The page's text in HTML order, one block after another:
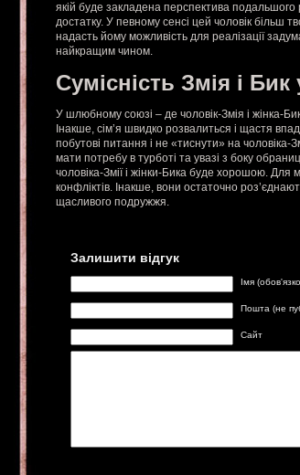
якій буде закладена перспектива подальшого
достатку. У певному сенсі цей чоловік більш
надасть йому можливість для реалізації
найкращим чином.
Сумісність Змія і
У шлюбному союзі – де чоловік-Змія і жінка-
Інакше, сім’я швидко розвалиться і щастя
побутові питання і не «тиснути» на чоловіка-
мати потребу в турботі та увазі з боку
чоловіка-Змії і жінки-Бика буде хорошою. Для
конфліктів. Інакше, вони остаточно
щасливого подружжя.
Залишити відгук
Імя
Пошта (не
Сайт